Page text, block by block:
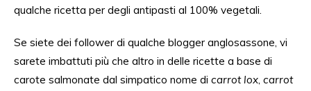
qualche ricetta per degli antipasti al 100% vegetali.
Se siete dei follower di qualche blogger anglosassone, vi
sarete imbattuti più che altro in delle ricette a base di
carote salmonate dal simpatico nome di carrot lox, carrot